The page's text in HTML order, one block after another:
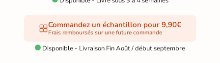
Commandez un échantillon pour 9,90€
Frais remboursés sur une future commande
 Disponible - Livraison Fin Août / début septembre